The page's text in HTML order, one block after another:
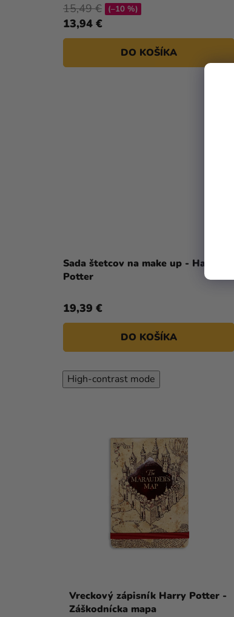
13,94 €
15,49 € (–10 %)
DO KOŠÍKA
Sada štetcov na make up - Harry
Potter
19,39 €
DO KOŠÍKA
High-contrast mode
Vreckový zápisník Harry Potter -
Záškodnícka mapa